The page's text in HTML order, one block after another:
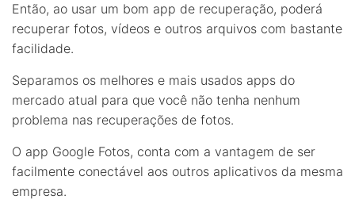
Então, ao usar um bom app de recuperação, poderá
recuperar fotos, vídeos e outros arquivos com bastante
facilidade.
Separamos os melhores e mais usados apps do
mercado atual para que você não tenha nenhum
problema nas recuperações de fotos.
O app Google Fotos, conta com a vantagem de ser
facilmente conectável aos outros aplicativos da mesma
empresa.